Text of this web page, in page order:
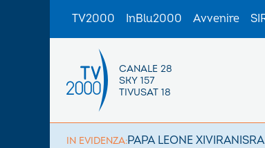
TV2000 InBlu2000 Avvenire
CANALE 28
SKY 157
TIVUSAT 18
IN EVIDENZA:PAPA LEONE XIVIRAN